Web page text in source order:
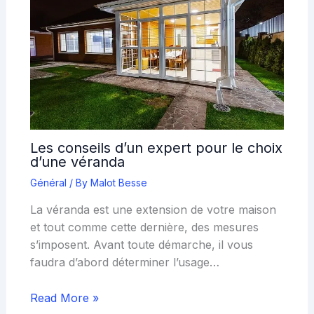
Les conseils d’un expert pour le choix
d’une véranda
Général / By Malot Besse
La véranda est une extension de votre maison
et tout comme cette dernière, des mesures
s’imposent. Avant toute démarche, il vous
faudra d’abord déterminer l’usage…
Read More »